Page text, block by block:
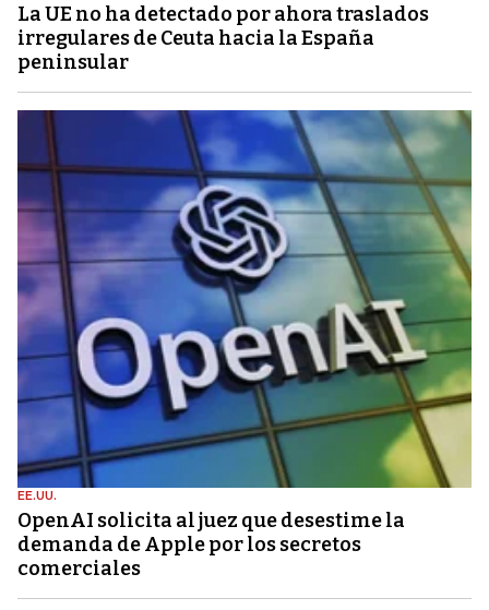
La UE no ha detectado por ahora traslados
irregulares de Ceuta hacia la España
peninsular
EE.UU.
OpenAI solicita al juez que desestime la
demanda de Apple por los secretos
comerciales